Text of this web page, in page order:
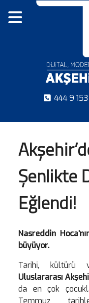
444 9 153
Şenlikte
Eğlendi!
Nasreddin
büyüyor.
Tarihi, kültürü
Uluslararası
da en çok